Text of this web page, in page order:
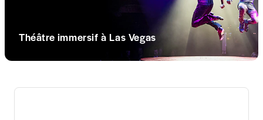
Théâtre immersif à Las Vegas